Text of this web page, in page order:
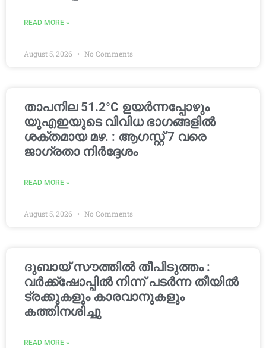
READ MORE »
August 5, 2026 No Comments
താപനില 51.2°C ഉയർന്നപ്പോഴും
യുഎഇയുടെ വിവിധ ഭാഗങ്ങളിൽ
ശക്തമായ മഴ. : ആഗസ്റ്റ് 7 വരെ
ജാഗ്രതാ നിർദ്ദേശം
READ MORE »
August 5, 2026 No Comments
ദുബായ് സൗത്തിൽ തീപിടുത്തം :
വർക്ക്‌ഷോപ്പിൽ നിന്ന് പടർന്ന തീയിൽ
ട്രക്കുകളും കാരവാനുകളും
കത്തിനശിച്ചു
READ MORE »